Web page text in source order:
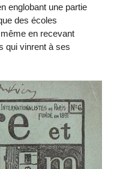
englobant une partie
des écoles
en recevant
qui vinrent à ses